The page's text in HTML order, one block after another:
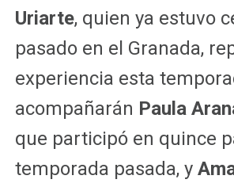
Uriarte, quien ya estuvo
pasado en el Granada,
experiencia esta
acompañarán Paula
que participó en quince
temporada pasada, y